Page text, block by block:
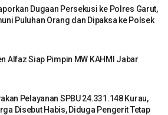
Dugaan Persekusi ke Polres Garut,
Puluhan Orang dan Dipaksa ke Polsek
Alfaz Siap Pimpin MW KAHMI Jabar
Pelayanan SPBU 24.331.148 Kurau,
Disebut Habis, Diduga Pengerit Tetap